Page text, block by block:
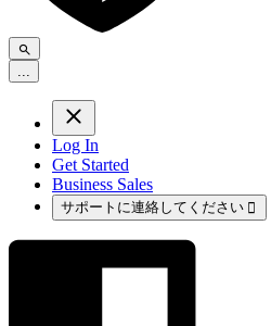
Log In
Get Started
Business Sales
サポートに連絡してください 